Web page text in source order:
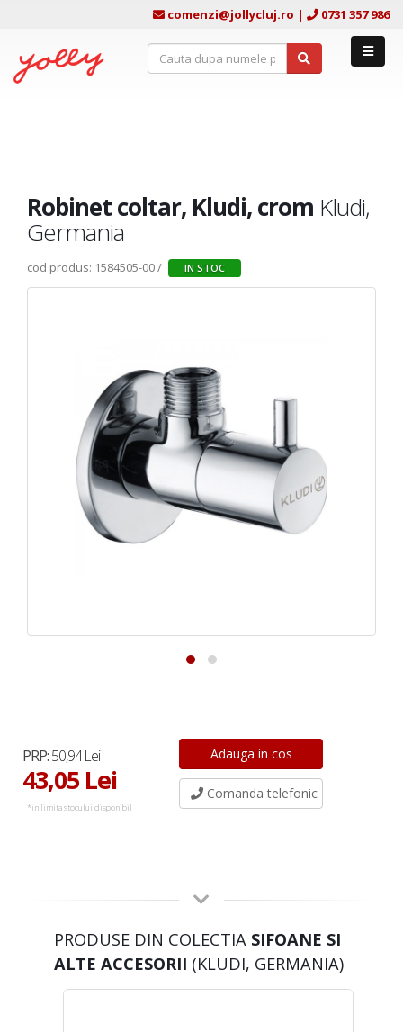
comenzi@jollycluj.ro | 0731 357 986
Robinet coltar, Kludi, crom Kludi,
Germania
cod produs: 1584505-00 / IN STOC
PRP:50,94 Lei
43,05 Lei
*in limita stocului disponibil
Comanda telefonic
PRODUSE DIN COLECTIA SIFOANE SI
ALTE ACCESORII (KLUDI, GERMANIA)